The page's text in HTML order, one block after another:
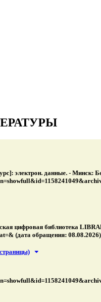
электрон. данные. - Минск:
цифровая библиотека
(дата обращения: